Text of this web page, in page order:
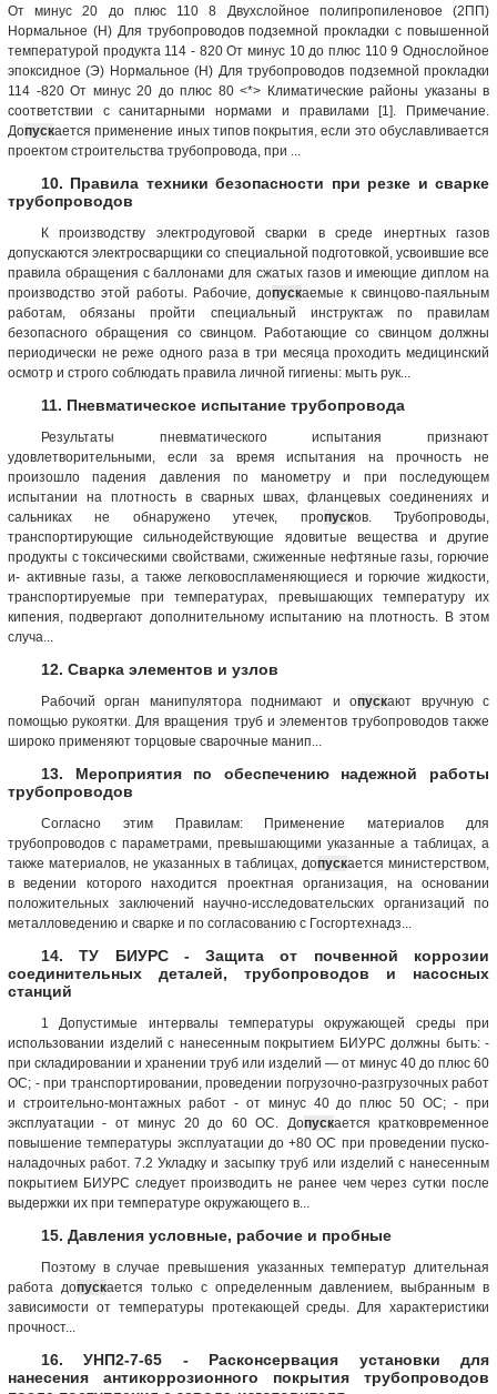
От минус 20 до плюс 110 8 Двухслойное полипропиленовое (2ПП)
Нормальное (Н) Для трубопроводов подземной прокладки с повышенной
температурой продукта 114 - 820 От минус 10 до плюс 110 9 Однослойное
эпоксидное (Э) Нормальное (Н) Для трубопроводов подземной прокладки
114 -820 От минус 20 до плюс 80 <*> Климатические районы указаны в
соответствии с санитарными нормами и правилами [1]. Примечание.
Допускается применение иных типов покрытия, если это обуславливается
проектом строительства трубопровода, при ...
10. Правила техники безопасности при резке и сварке
трубопроводов
К производству электродуговой сварки в среде инертных газов
допускаются электросварщики со специальной подготовкой, усвоившие все
правила обращения с баллонами для сжатых газов и имеющие диплом на
производство этой работы. Рабочие, допускаемые к свинцово-паяльным
работам, обязаны пройти специальный инструктаж по правилам
безопасного обращения со свинцом. Работающие со свинцом должны
периодически не реже одного раза в три месяца проходить медицинский
осмотр и строго соблюдать правила личной гигиены: мыть рук...
11. Пневматическое испытание трубопровода
Результаты пневматического испытания признают
удовлетворительными, если за время испытания на прочность не
произошло падения давления по манометру и при последующем
испытании на плотность в сварных швах, фланцевых соединениях и
сальниках не обнаружено утечек, пропусков. Трубопроводы,
транспортирующие сильнодействующие ядовитые вещества и другие
продукты с токсическими свойствами, сжиженные нефтяные газы, горючие
и- активные газы, а также легковоспламеняющиеся и горючие жидкости,
транспортируемые при температурах, превышающих температуру их
кипения, подвергают дополнительному испытанию на плотность. В этом
случа...
12. Сварка элементов и узлов
Рабочий орган манипулятора поднимают и опускают вручную с
помощью рукоятки. Для вращения труб и элементов трубопроводов также
широко применяют торцовые сварочные манип...
13. Мероприятия по обеспечению надежной работы
трубопроводов
Согласно этим Правилам: Применение материалов для
трубопроводов с параметрами, превышающими указанные а таблицах, а
также материалов, не указанных в таблицах, допускается министерством,
в ведении которого находится проектная организация, на основании
положительных заключений научно-исследовательских организаций по
металловедению и сварке и по согласованию с Госгортехнадз...
14. ТУ БИУРС - Защита от почвенной коррозии
соединительных деталей, трубопроводов и насосных
станций
1 Допустимые интервалы температуры окружающей среды при
использовании изделий с нанесенным покрытием БИУРС должны быть: -
при складировании и хранении труб или изделий — от минус 40 до плюс 60
ОС; - при транспортировании, проведении погрузочно-разгрузочных работ
и строительно-монтажных работ - от минус 40 до плюс 50 ОС; - при
эксплуатации - от минус 20 до 60 ОС. Допускается кратковременное
повышение температуры эксплуатации до +80 ОС при проведении пуско-
наладочных работ. 7.2 Укладку и засыпку труб или изделий с нанесенным
покрытием БИУРС следует производить не ранее чем через сутки после
выдержки их при температуре окружающего в...
15. Давления условные, рабочие и пробные
Поэтому в случае превышения указанных температур длительная
работа допускается только с определенным давлением, выбранным в
зависимости от температуры протекающей среды. Для характеристики
прочност...
16. УНП2-7-65 - Расконсервация установки для
нанесения антикоррозионного покрытия трубопроводов